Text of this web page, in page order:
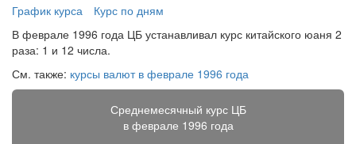
График курса
Курс по дням
В феврале 1996 года ЦБ устанавливал курс китайского юаня 2
раза: 1 и 12 числа.
См. также: курсы валют в феврале 1996 года
Среднемесячный курс ЦБ
в феврале 1996 года